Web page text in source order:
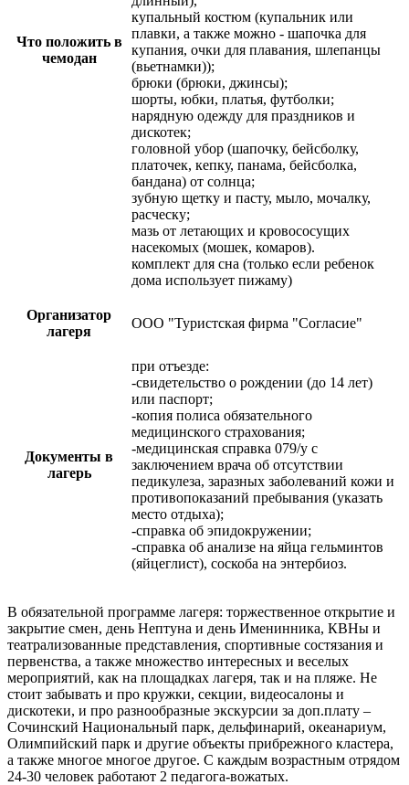
Что положить в
чемодан
купальный костюм (купальник или
плавки, а также можно - шапочка для
купания, очки для плавания, шлепанцы
(вьетнамки));
брюки (брюки, джинсы);
шорты, юбки, платья, футболки;
нарядную одежду для праздников и
дискотек;
головной убор (шапочку, бейсболку,
платочек, кепку, панама, бейсболка,
бандана) от солнца;
зубную щетку и пасту, мыло, мочалку,
расческу;
мазь от летающих и кровососущих
насекомых (мошек, комаров).
комплект для сна (только если ребенок
дома использует пижаму)
Организатор
лагеря
ООО "Туристская фирма "Согласие"
Документы в
лагерь
при отъезде:
-свидетельство о рождении (до 14 лет)
или паспорт;
-копия полиса обязательного
медицинского страхования;
-медицинская справка 079/у с
заключением врача об отсутствии
педикулеза, заразных заболеваний кожи и
противопоказаний пребывания (указать
место отдыха);
-справка об эпидокружении;
-справка об анализе на яйца гельминтов
(яйцеглист), соскоба на энтербиоз.
В обязательной программе лагеря: торжественное открытие и
закрытие смен, день Нептуна и день Именинника, КВНы и
театрализованные представления, спортивные состязания и
первенства, а также множество интересных и веселых
мероприятий, как на площадках лагеря, так и на пляже. Не
стоит забывать и про кружки, секции, видеосалоны и
дискотеки, и про разнообразные экскурсии за доп.плату –
Сочинский Национальный парк, дельфинарий, океанариум,
Олимпийский парк и другие объекты прибрежного кластера,
а также многое многое другое. С каждым возрастным отрядом
24-30 человек работают 2 педагога-вожатых.